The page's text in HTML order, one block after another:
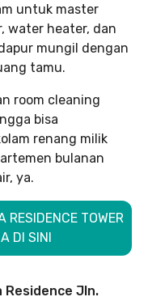
untuk master
water heater, dan
mungil dengan
tamu.
room cleaning
bisa
renang milik
bulanan
ya.
RESIDENCE TOWER
DI SINI
Jln.